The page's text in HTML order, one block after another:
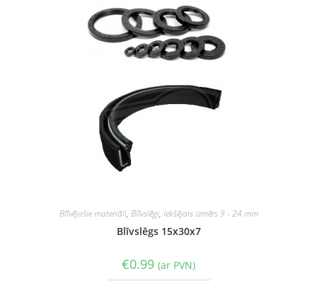
Blīvējošie materiāli, Blīvslēgi, Iekšējais izmērs 9 - 24 mm
Blīvslēgs 15x30x7
€0.99 (ar PVN)